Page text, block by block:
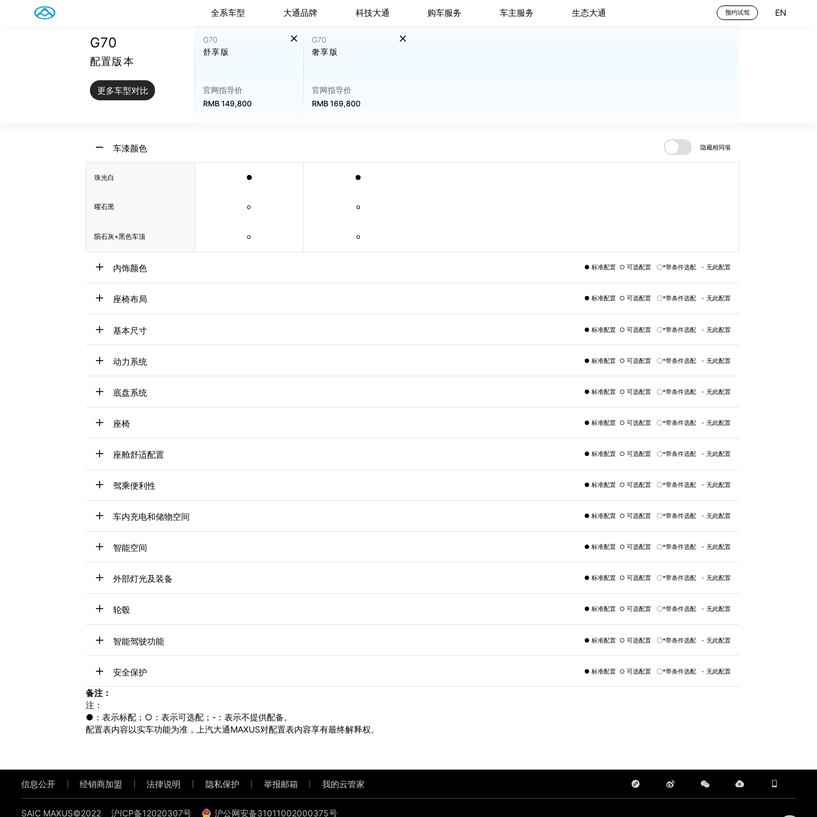
全系车型 大通品牌 科技大通 购车服务 车主服务 生态大通 预约试驾 EN
G70
配置版本
更多车型对比
G70
舒享版
官网指导价
RMB 149,800
G70
奢享版
官网指导价
RMB 169,800
车漆颜色 隐藏相同项
珠光白 ● ●
曜石黑 o o
陨石灰+黑色车顶 o o
内饰颜色 ● 标准配置 ○ 可选配置 〇*带条件选配 - 无此配置
座椅布局 ● 标准配置 ○ 可选配置 〇*带条件选配 - 无此配置
基本尺寸 ● 标准配置 ○ 可选配置 〇*带条件选配 - 无此配置
动力系统 ● 标准配置 ○ 可选配置 〇*带条件选配 - 无此配置
底盘系统 ● 标准配置 ○ 可选配置 〇*带条件选配 - 无此配置
座椅 ● 标准配置 ○ 可选配置 〇*带条件选配 - 无此配置
座舱舒适配置 ● 标准配置 ○ 可选配置 〇*带条件选配 - 无此配置
驾乘便利性 ● 标准配置 ○ 可选配置 〇*带条件选配 - 无此配置
车内充电和储物空间 ● 标准配置 ○ 可选配置 〇*带条件选配 - 无此配置
智能空间 ● 标准配置 ○ 可选配置 〇*带条件选配 - 无此配置
外部灯光及装备 ● 标准配置 ○ 可选配置 〇*带条件选配 - 无此配置
轮毂 ● 标准配置 ○ 可选配置 〇*带条件选配 - 无此配置
智能驾驶功能 ● 标准配置 ○ 可选配置 〇*带条件选配 - 无此配置
安全保护 ● 标准配置 ○ 可选配置 〇*带条件选配 - 无此配置
备注：
注：
●：表示标配；○：表示可选配；-：表示不提供配备。
配置表内容以实车功能为准，上汽大通MAXUS对配置表内容享有最终解释权。
信息公开 经销商加盟 法律说明 隐私保护 举报邮箱 我的云管家
SAIC MAXUS©2022 沪ICP备12020307号 沪公网安备31011002000375号